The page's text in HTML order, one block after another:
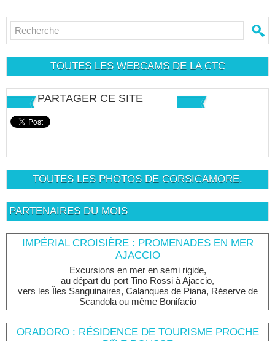
TOUTES LES WEBCAMS DE LA CTC
PARTAGER CE SITE
TOUTES LES PHOTOS DE CORSICAMORE.
PARTENAIRES DU MOIS
IMPÉRIAL CROISIÈRE : PROMENADES EN MER
AJACCIO
Excursions en mer en semi rigide,
au départ du port Tino Rossi à Ajaccio,
vers les Îles Sanguinaires, Calanques de Piana, Réserve de
Scandola ou même Bonifacio
ORADORO : RÉSIDENCE DE TOURISME PROCHE